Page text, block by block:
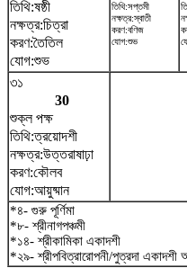
তিথি:ষষ্ঠী
নক্ষত্র:চিত্রা
করণ:তৈতিল
যোগ:শুভ
তিথি:সপ্তমী
নক্ষত্র:স্বাতী
করণ:বণিজ
যোগ:শুভ
৩১
30
শুক্ল পক্ষ
তিথি:ত্রয়োদশী
নক্ষত্র:উত্তরাষাঢ়া
করণ:কৌলব
যোগ:আয়ুষ্মান
*৪- গুরু পূর্ণিমা
*৮- শ্রীনাগপঞ্চমী
*১৪- শ্রীকামিকা একাদশী
*২৯- শ্রীপবিত্রারোপনী/পুত্রদা একাদশী